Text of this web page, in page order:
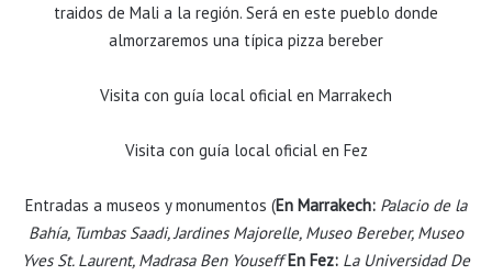
traidos de Mali a la región. Será en este pueblo donde
almorzaremos una típica pizza bereber
Visita con guía local oficial en Marrakech
Visita con guía local oficial en Fez
Entradas a museos y monumentos (En Marrakech: Palacio de la
Bahía, Tumbas Saadi, Jardines Majorelle, Museo Bereber, Museo
Yves St. Laurent, Madrasa Ben Youseff En Fez: La Universidad De